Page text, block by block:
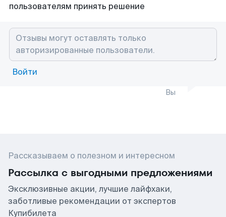
пользователям принять решение
Войти
Вы
Рассказываем о полезном и интересном
Рассылка с выгодными предложениями
Эксклюзивные акции, лучшие лайфхаки,
заботливые рекомендации от экспертов
Купибилета